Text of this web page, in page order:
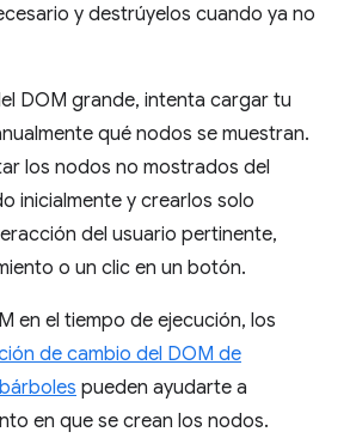
y destrúyelos cuando ya no
DOM grande, intenta cargar tu
qué nodos se muestran.
los nodos no mostrados del
inicialmente y crearlos solo
del usuario pertinente,
o un clic en un botón.
en el tiempo de ejecución, los
de cambio del DOM de
pueden ayudarte a
en que se crean los nodos.